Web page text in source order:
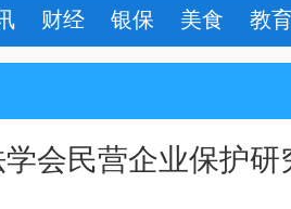
财经 银保 美食 教
会民营企业保护